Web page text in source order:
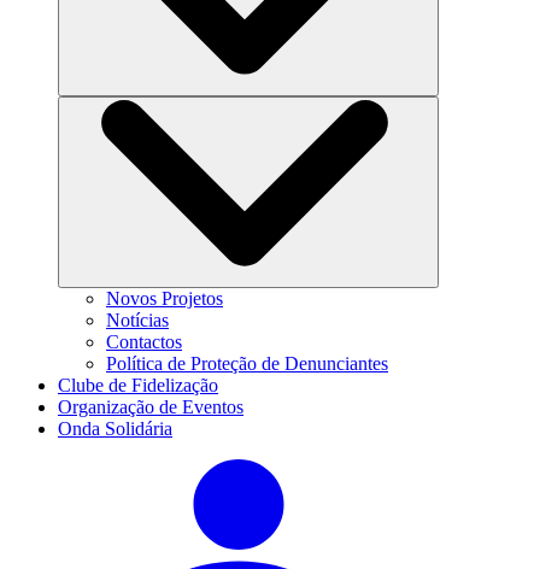
Novos Projetos
Notícias
Contactos
Política de Proteção de Denunciantes
Clube de Fidelização
Organização de Eventos
Onda Solidária